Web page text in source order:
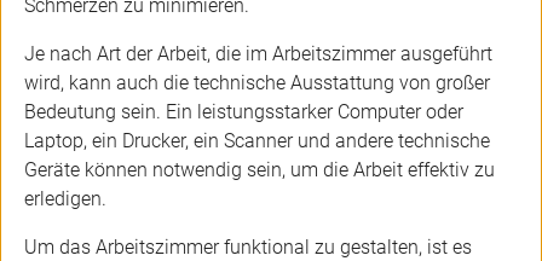
Schmerzen zu minimieren.
Je nach Art der Arbeit, die im Arbeitszimmer ausgeführt
wird, kann auch die technische Ausstattung von großer
Bedeutung sein. Ein leistungsstarker Computer oder
Laptop, ein Drucker, ein Scanner und andere technische
Geräte können notwendig sein, um die Arbeit effektiv zu
erledigen.
Um das Arbeitszimmer funktional zu gestalten, ist es